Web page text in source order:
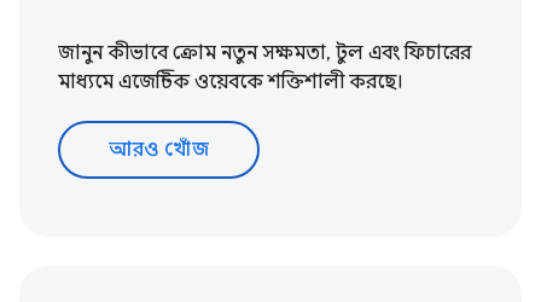
জানুন কীভাবে ক্রোম নতুন সক্ষমতা, টুল এবং ফিচারের
মাধ্যমে এজেন্টিক ওয়েবকে শক্তিশালী করছে।
আরও খোঁজ